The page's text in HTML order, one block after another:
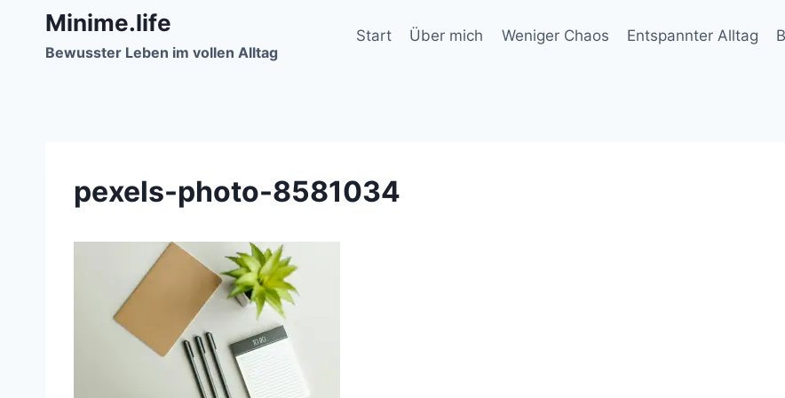
springen
Minime.life
Bewusster Leben im vollen Alltag
Start Über mich Weniger Chaos Entspannter Alltag
pexels-photo-8581034